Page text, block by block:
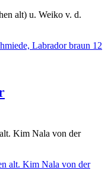
alt) u. Weiko v. d.
Kim Nala von der